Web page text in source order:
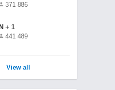
371 886
+ 1
441 489
View all